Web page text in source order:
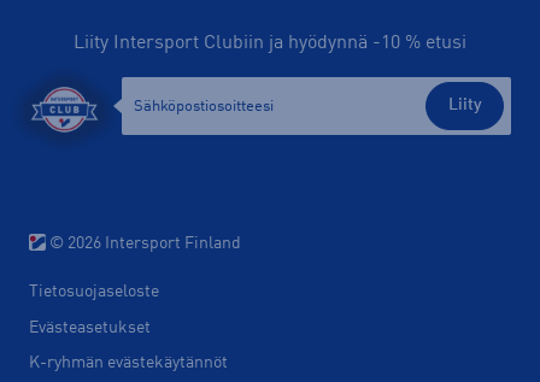
Liity Intersport Clubiin ja hyödynnä -10 % etusi
Liity
© 2026 Intersport Finland
Tietosuojaseloste
Evästeasetukset
K-ryhmän evästekäytännöt